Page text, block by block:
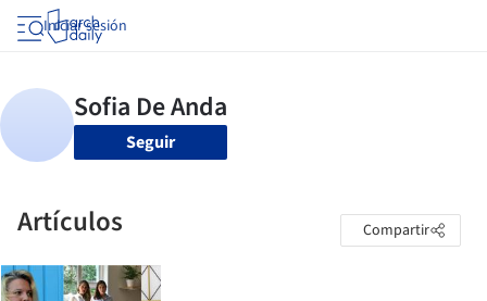
Iniciar sesión
Seguir
Artículos Compartir